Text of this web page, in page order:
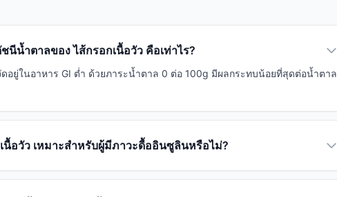
นีน้ำตาลของ ไส้กรอกเนื้อวัว คือเท่าไร?
อยู่ในอาหาร GI ต่ำ ด้วยภาระน้ำตาล 0 ต่อ 100g มีผลกระทบน้อยที่สุดต่อน้ำตาล
นื้อวัว เหมาะสำหรับผู้มีภาวะดื้ออินซูลินหรือไม่?